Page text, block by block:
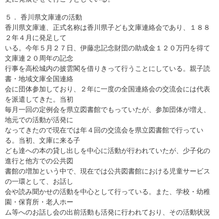
５． 香川県文庫連の活動
香川県文庫連、正式名称は香川県子ども文庫連絡会であり、１８８
２年４月に発足して
いる。今年５月２７日、伊藤忠記念財団の助成金１２０万円を得て
文庫連２０周年の記念
行事を高松城内の披雲閣を借りきって行うことにしている。親子読
書・地域文庫全国連絡
会に団体参加しており、２年に一度の全国連絡会の交流会には代表
を派遣してきた。当初
毎月一回の定例会を県立図書館でもっていたが、参加団体が増え、
地元での活動が活発に
なってきたので現在では年４回の交流会を県立図書館で行ってい
る。当初、文庫に来る子
ども達への本の貸し出しを中心に活動が行われていたが、少子化の
進行と他方での公共図
書館の増加という中で、現在では公共図書館における児童サービス
の一環として、お話し
会や読み聞かせの活動を中心として行っている。また、学校・幼稚
園・保育所・老人ホー
ム等へのお話し会の出前活動も活発に行われており、その活動状況